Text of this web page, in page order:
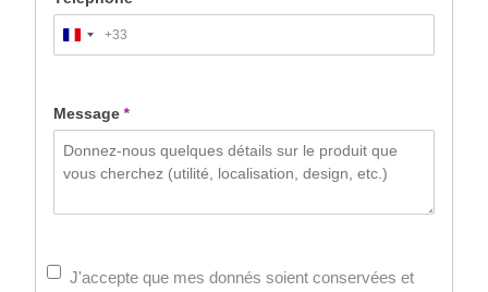
France
+33
+33
Message*
J'accepte que mes donnés soient conservées et